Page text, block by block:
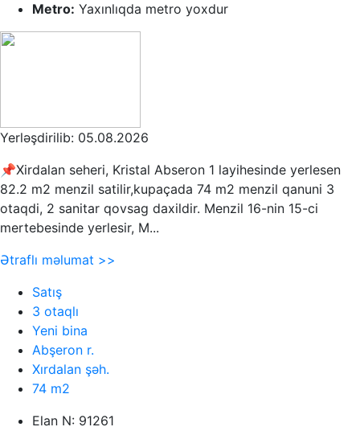
Metro: Yaxınlıqda metro yoxdur
Yerləşdirilib: 05.08.2026
📌Xirdalan seheri, Kristal Abseron 1 layihesinde yerlesen
82.2 m2 menzil satilir,kupaçada 74 m2 menzil qanuni 3
otaqdi, 2 sanitar qovsag daxildir. Menzil 16-nin 15-ci
mertebesinde yerlesir, M...
Ətraflı məlumat >>
Satış
3 otaqlı
Yeni bina
Abşeron r.
Xırdalan şəh.
74 m2
Elan N: 91261